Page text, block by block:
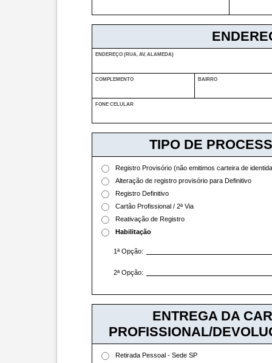
ENDEREÇO (RUA, AV, ALAMEDA)
COMPLEMENTO BAIRRO
FONE CELULAR
TIPO DE
Registro Provisório (não emitimos carteira de
Alteração de registro provisório para Definitivo
Registro Definitivo
Cartão Profissional / 2ª Via
Reativação de Registro
Habilitação
1ª Opção:
2ª Opção:
ENTREGA DA
PROFISSIONAL/
Retirada Pessoal - Sede SP